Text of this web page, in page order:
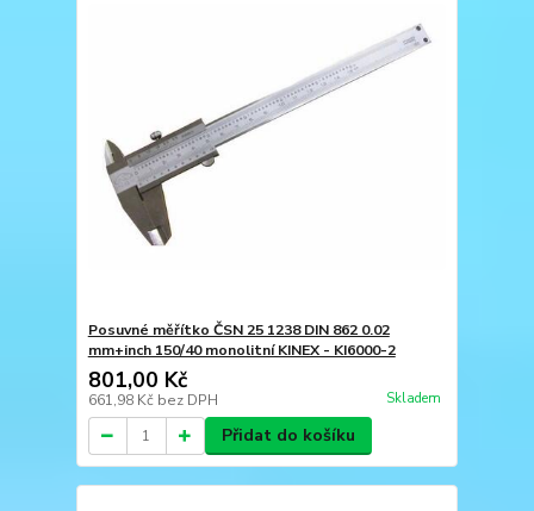
Posuvné měřítko ČSN 25 1238 DIN 862 0.02
mm+inch 150/40 monolitní KINEX - KI6000-2
801,00 Kč
661,98 Kč bez DPH Skladem
Přidat do košíku